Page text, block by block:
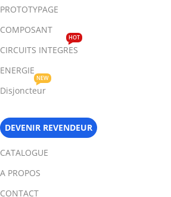
PROTOTYPAGE
COMPOSANT
CIRCUITS INTEGRES
HOT
ENERGIE
Disjoncteur
NEW
DEVENIR REVENDEUR
CATALOGUE
A PROPOS
CONTACT